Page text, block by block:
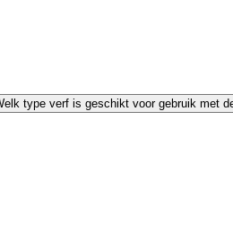
type verf is geschikt voor gebruik met